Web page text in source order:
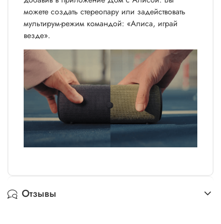
можете создать стереопару или задействовать
мультирум-режим командой: «Алиса, играй
везде».
Отзывы